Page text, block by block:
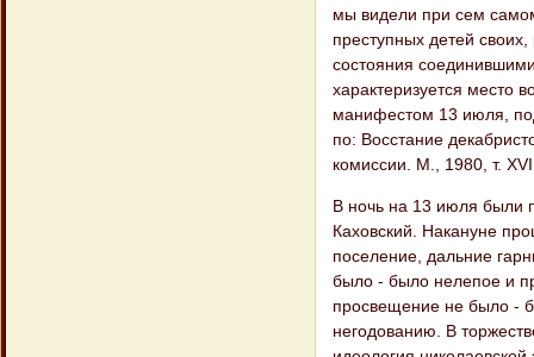
мы видели при сем
преступных детей
состояния
характеризуется место
манифестом 13 июля,
по: Восстание
комиссии. М., 1980, т.
В ночь на 13 июля были
Каховский. Накануне
поселение, дальние
было - было нелепое и
просвещение не было -
негодованию. В